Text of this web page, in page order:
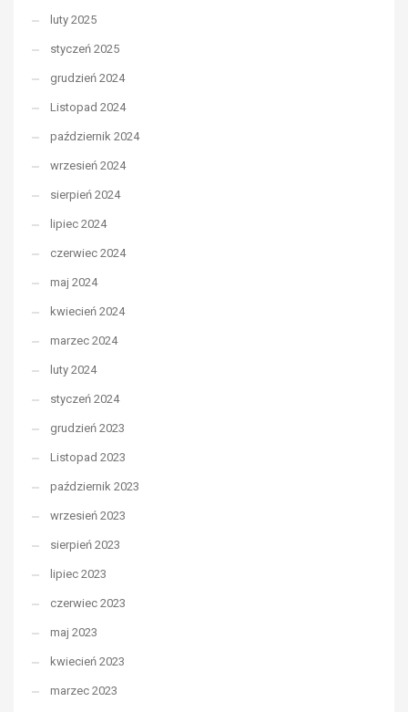
luty 2025
styczeń 2025
grudzień 2024
Listopad 2024
październik 2024
wrzesień 2024
sierpień 2024
lipiec 2024
czerwiec 2024
maj 2024
kwiecień 2024
marzec 2024
luty 2024
styczeń 2024
grudzień 2023
Listopad 2023
październik 2023
wrzesień 2023
sierpień 2023
lipiec 2023
czerwiec 2023
maj 2023
kwiecień 2023
marzec 2023